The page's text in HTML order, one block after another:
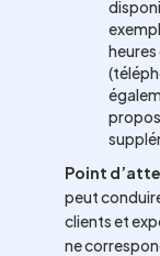
Point
peut
clients et
ne